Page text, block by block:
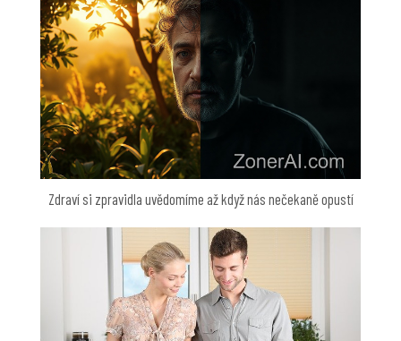
Zdraví si zpravidla uvědomíme až když nás nečekaně opustí